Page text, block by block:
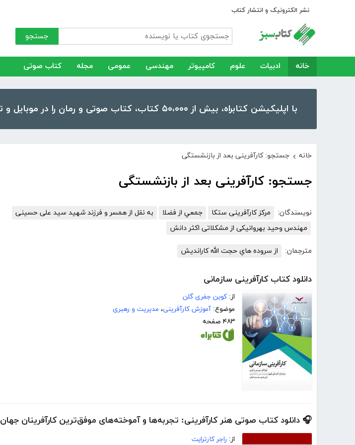
نشر الکترونیک و انتشار کتاب
جستجو
خانه ادبیات علوم کامپیوتر مهندسی عمومی مجله کتاب صوتی
با اپلیکیشن کتابراه، بیش از ۵۰،۰۰۰ کتاب، کتاب صوتی و رمان را در موبایل و تبلت خود داشته باشید!
خانه › جستجو: کارآفرینی بعد از بازنشستگی
جستجو: کارآفرینی بعد از بازنشستگی
نویسندگان: مرکز کارآفرینی ستکا جمعي از فضلا
به نقل از همسر و فرزند شهید سید علی حسینی
مهندس وحید بهروانیکی از مشکلاتی اکثر دانش
مترجمان: از سروده هایِ حجت الله کاراندیش
دانلود کتاب کارآفرینی سازمانی
از: کوین جفری گلن
موضوع: آموزش کارآفرینی، مدیریت و رهبری
۴۸۳ صفحه
🎧 دانلود کتاب صوتی هنر کارآفرینی: تجربه‌ها و آموخته‌های موفق‌ترین کارآفرینان جهان
از: راجر کارترایت